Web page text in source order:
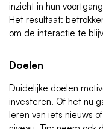
inzicht in hun
Het resultaat:
om de interactie te
Doelen
Duidelijke doelen
investeren. Of het nu
leren van iets nieuws